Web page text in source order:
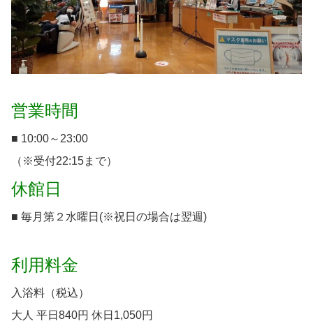
営業時間
■ 10:00～23:00
（※受付22:15まで）
休館日
■ 毎月第２水曜日(※祝日の場合は翌週)
利用料金
入浴料（税込）
大人 平日840円 休日1,050円